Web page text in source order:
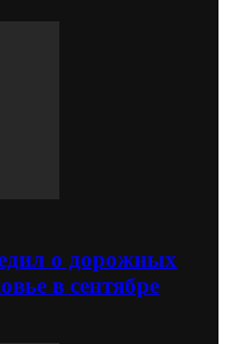
о дорожных
в сентябре